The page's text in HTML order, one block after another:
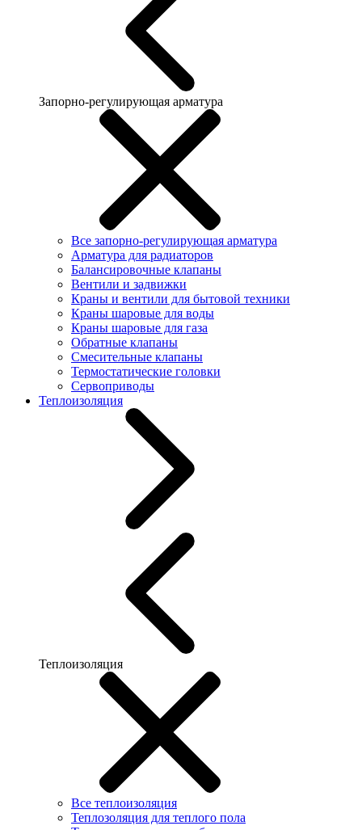
Запорно-регулирующая арматура
Все запорно-регулирующая арматура
Арматура для радиаторов
Балансировочные клапаны
Вентили и задвижки
Краны и вентили для бытовой техники
Краны шаровые для воды
Краны шаровые для газа
Обратные клапаны
Смесительные клапаны
Термостатические головки
Сервоприводы
Теплоизоляция
Теплоизоляция
Все теплоизоляция
Теплозоляция для теплого пола